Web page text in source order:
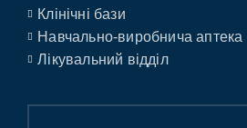
Клінічні бази
Навчально-виробнича аптека
Лікувальний відділ